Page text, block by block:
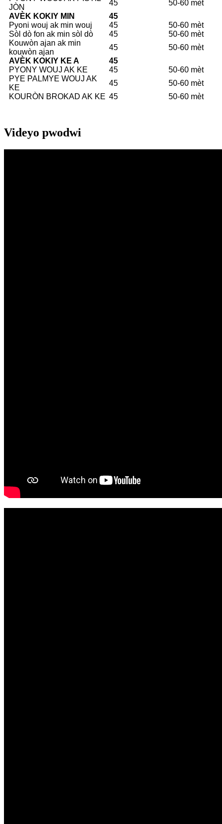
JÒN
45
50-60 mèt
AVÈK KOKIY MIN
45
Pyoni wouj ak min wouj
45
50-60 mèt
Sòl dò fon ak min sòl dò
45
50-60 mèt
Kouwòn ajan ak min
kouwòn ajan
45
50-60 mèt
AVÈK KOKIY KE A
45
PYONY WOUJ AK KE
45
50-60 mèt
PYE PALMYE WOUJ AK
KE
45
50-60 mèt
KOURÒN BROKAD AK KE 45 50-60 mèt
Videyo pwodwi